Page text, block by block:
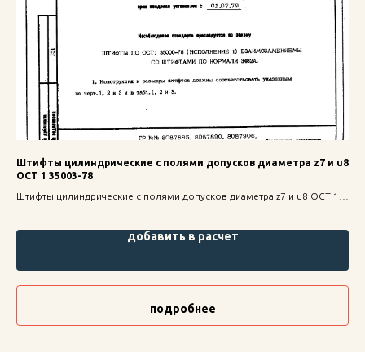
Штифты цилиндрические с полями допусков диаметра z7 и u8
ОСТ 1 35003-78
Штифты цилиндрические с полями допусков диаметра z7 и u8 ОСТ 1
добавить в расчет
подробнее